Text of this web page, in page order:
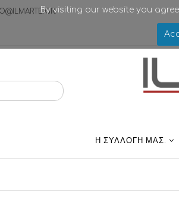
.
Η ΣΥΛΛΟΓΉ ΜΑΣ
By visiting our website you